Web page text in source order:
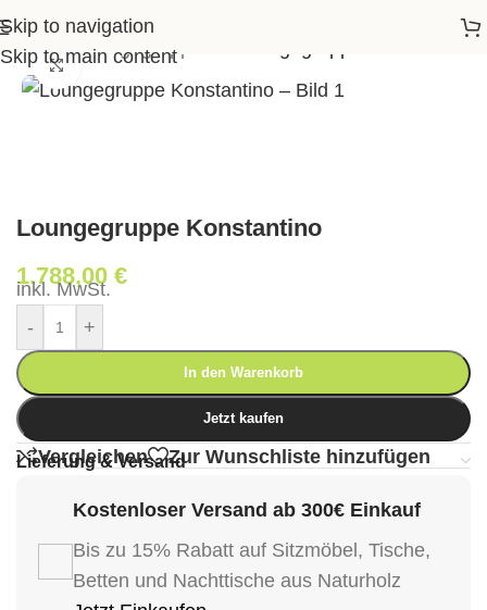
Skip to navigation
Skip to main content
>Loungegruppen
Klick zum Vergrößern
Loungegruppe Konstantino
1.788,00 €
inkl. MwSt.
-
+
In den Warenkorb
Jetzt kaufen
Vergleichen Zur Wunschliste hinzufügen
Lieferung & Versand
Kostenloser Versand ab 300€ Einkauf
Bis zu 15% Rabatt auf Sitzmöbel, Tische,
Betten und Nachttische aus Naturholz